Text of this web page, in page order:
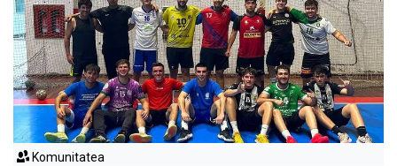
Komunitatea